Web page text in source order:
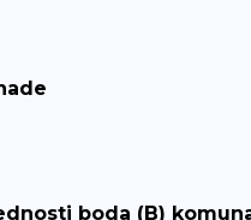
boda (B)